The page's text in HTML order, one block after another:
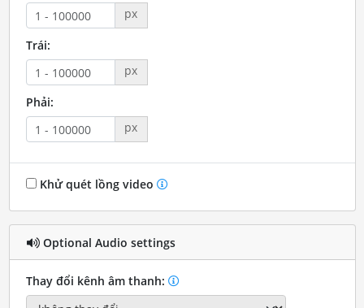
px
Trái:
px
Phải:
px
Khử quét lồng video
Optional Audio settings
Thay đổi kênh âm thanh: